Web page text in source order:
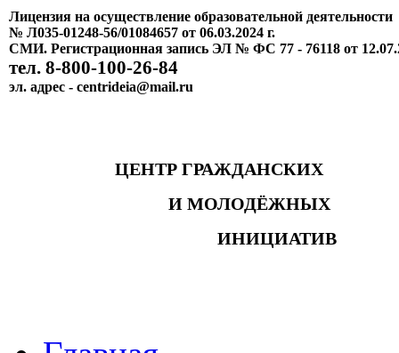
Лицензия на осуществление образовательной деятельности
№ Л035-01248-56/01084657 от 06.03.2024 г.
СМИ. Регистрационная запись ЭЛ № ФС 77 - 76118 от
тел. 8-800-100-26-84
эл. адрес - centrideia@mail.ru
ЦЕНТР ГРАЖДАНСКИХ
И МОЛОДЁЖНЫХ
ИНИЦИАТИВ